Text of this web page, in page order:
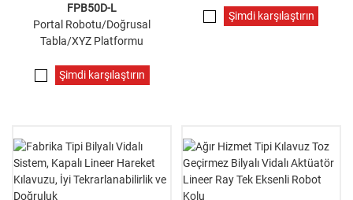
FPB50D-L
Portal Robotu/Doğrusal
Tabla/XYZ Platformu
Şimdi karşılaştırın
Şimdi karşılaştırın